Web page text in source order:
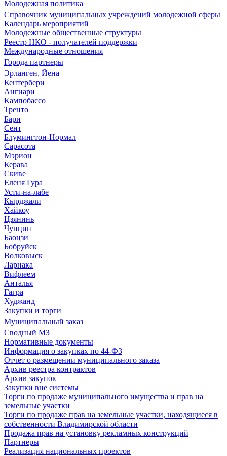
Молодежная политика
Справочник муниципальных учреждений молодежной сферы
Календарь мероприятий
Молодежные общественные структуры
Реестр НКО - получателей поддержки
Международные отношения
Города партнеры
Эрланген, Йена
Кентербери
Ангиари
Кампобассо
Тренто
Бари
Сент
Блумингтон-Нормал
Сарасота
Мэрион
Керава
Скиве
Еленя Гура
Усти-на-лабе
Кырджали
Хайкоу
Цзянинь
Чунцин
Баоцзи
Бобруйск
Волковыск
Ларнака
Вифлеем
Анталья
Гагра
Худжанд
Закупки и торги
Муниципальный заказ
Сводный МЗ
Нормативные документы
Информация о закупках по 44-ФЗ
Отчет о размещении муниципального заказа
Архив реестра контрактов
Архив закупок
Закупки вне системы
Торги по продаже муниципального имущества и прав на
земельные участки
Торги по продаже прав на земельные участки, находящиеся в
собственности Владимирской области
Продажа прав на установку рекламных конструкций
Партнеры
Реализация национальных проектов